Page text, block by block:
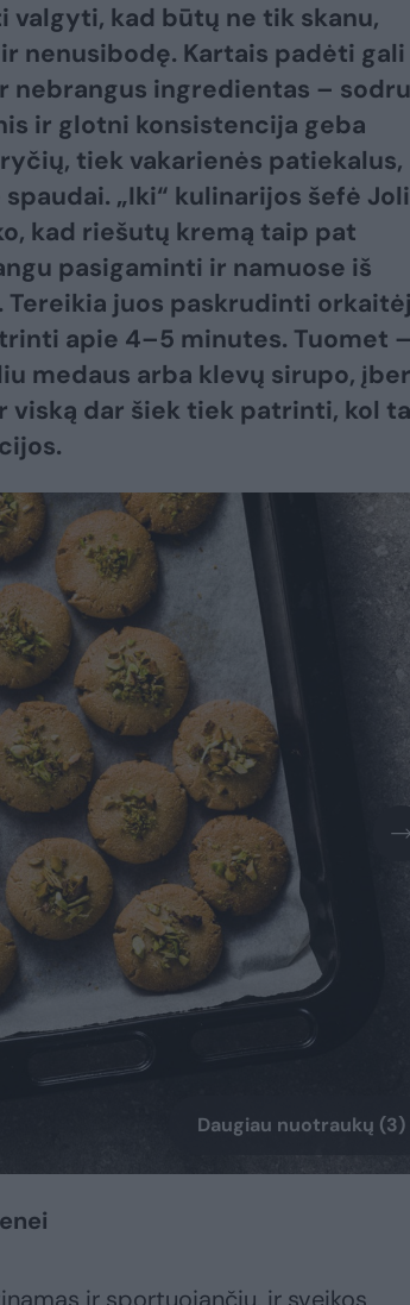
valgyti, kad būtų ne tik skanu,
nenusibodę. Kartais padėti gali
nebrangus ingredientas –
ir glotni konsistencija geba
tiek vakarienės patiekalus,
„Iki“ kulinarijos šefė
kad riešutų kremą taip pat
pasigaminti ir namuose iš
juos paskrudinti
apie 4–5 minutes. Tuomet
medaus arba klevų sirupo,
viską dar šiek tiek patrinti, kol
Daugiau nuotraukų (3)